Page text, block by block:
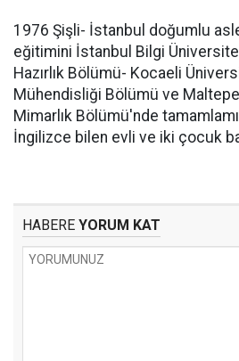
1976 Şişli- İstanbul doğumlu
eğitimini İstanbul Bilgi
Hazırlık Bölümü- Kocaeli
Mühendisliği Bölümü ve
Mimarlık Bölümü'nde
İngilizce bilen evli ve iki çocuk
HABERE YORUM KAT